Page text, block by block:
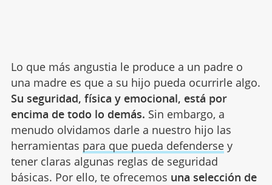
Lo que más angustia le produce a un padre o
una madre es que a su hijo pueda ocurrirle algo.
Su seguridad, física y emocional, está por
encima de todo lo demás. Sin embargo, a
menudo olvidamos darle a nuestro hijo las
herramientas para que pueda defendersey
tener claras algunas reglas de seguridad
básicas. Por ello, te ofrecemos una selección de